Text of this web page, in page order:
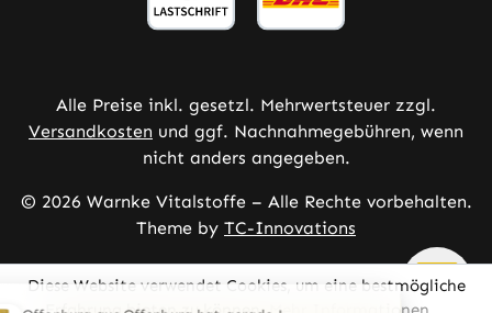
Alle Preise inkl. gesetzl. Mehrwertsteuer zzgl.
Versandkosten und ggf. Nachnahmegebühren, wenn
nicht anders angegeben.
© 2026 Warnke Vitalstoffe – Alle Rechte vorbehalten.
Theme by TC-Innovations
Diese Website verwendet Cookies, um eine bestmögliche